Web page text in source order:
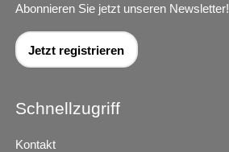
Abonnieren Sie jetzt unseren Newsletter!
Jetzt registrieren
Schnellzugriff
Kontakt